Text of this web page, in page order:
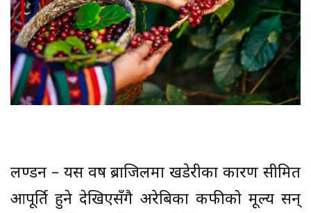
लण्डन – यस वर्ष ब्राजिलमा खडेरीका कारण सीमित
आपूर्ति हुने देखिएसँगै अरेबिका कफीको मूल्य सन्